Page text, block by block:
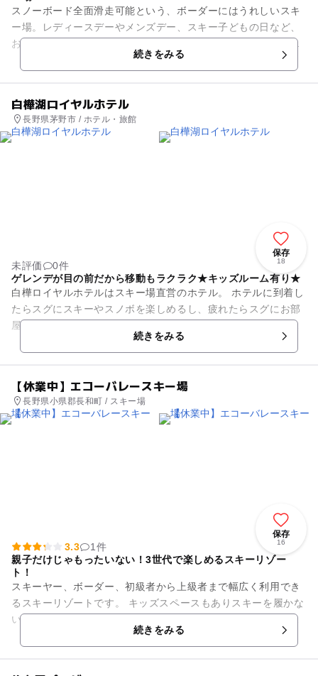
スノーボード全面滑走可能という、ボーダーにはうれしいスキ
ー場。レディースデーやメンズデー、スキー子どもの日など、
お得なリフト券も充実しており、初心者から上級者まで誰もが
楽しめるコース展開で、毎年...続きをみる
白樺湖ロイヤルホテル
長野県茅野市 / ホテル・旅館
保存
18
未評価
0件
ゲレンデが目の前だから移動もラクラク★キッズルーム有り★
白樺ロイヤルホテルはスキー場直営のホテル。 ホテルに到着し
たらスグにスキーやスノボを楽しめるし、疲れたらスグにお部
屋に戻れるので、ファミリーにとても便利です。 ホテル1階に
続きをみる
【休業中】エコーバレースキー場
長野県小県郡長和町 / スキー場
保存
16
3.3
1件
親子だけじゃもったいない！3世代で楽しめるスキーリゾー
ト！
スキーヤー、ボーダー、初級者から上級者まで幅広く利用でき
るスキーリゾートです。 キッズスペースもありスキーを履かな
いお子様もソリ遊びなど楽しむことができます！！ 4歳からス
続きをみる